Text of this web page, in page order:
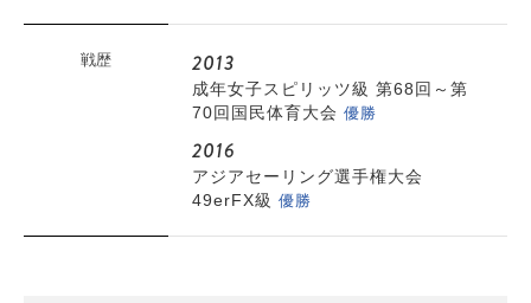
戦歴 2013
成年女子スピリッツ級 第68回～第
70回国民体育大会 優勝
2016
アジアセーリング選手権大会
49erFX級 優勝